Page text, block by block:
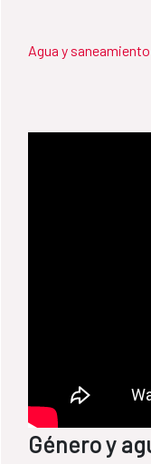
Agua y saneamiento
Género y